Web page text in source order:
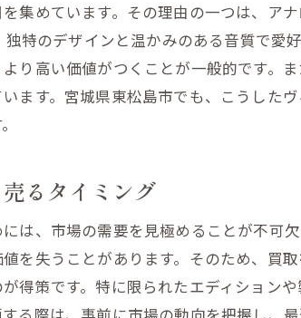
出張査定サービスを活用するメリット
高価買取を実現するための業者交渉術
東松島市での買取業者の選び方ガイド
正確な製品情報を提供する重要性
査定前のクリーニングの効果
オーディオ機器の付属品を揃えるメリット
カメラの動作チェックポイント
査定価格を引き上げるための交渉テクニ
集めています。その理由の一つは、ア
特のデザインと温かみのある音質で愛
り高い価値がつくことが一般的です。
ます。宮城県東松島市でも、こうした
るタイミング
は、市場の需要を見極めることが不可
を失うことがあります。そのため、買
得策です。特に限られたエディション